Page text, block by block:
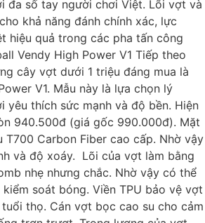
đa số tay người chơi Việt. Lõi vợt và
khả năng đánh chính xác, lực
hiệu quả trong các pha tấn công
Vendy High Power V1 Tiếp theo
cây vợt dưới 1 triệu đáng mua là
V1. Mẫu này là lựa chọn lý
yêu thích sức mạnh và độ bền. Hiện
940.500đ (giá gốc 990.000đ). Mặt
Carbon Fiber cao cấp. Nhờ vậy
và độ xoáy. Lõi của vợt làm bằng
nhẹ nhưng chắc. Nhờ vậy có thể
soát bóng. Viền TPU bảo vệ vợt
thọ. Cán vợt bọc cao su cho cảm